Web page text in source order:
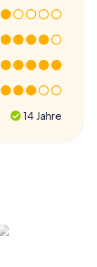
14 Jahre